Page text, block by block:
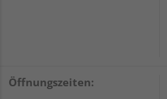
Öffnungszeiten: